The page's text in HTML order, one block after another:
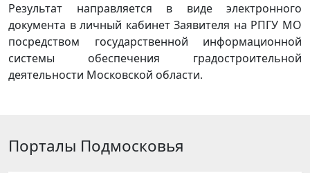
Результат направляется в виде электронного
документа в личный кабинет Заявителя на РПГУ МО
посредством государственной информационной
системы обеспечения градостроительной
деятельности Московской области.
Порталы Подмосковья